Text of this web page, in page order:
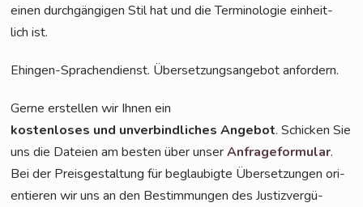
einen durch­gän­gi­gen Stil hat und die Ter­mi­no­lo­gie ein­heit­
lich ist.
Ehin­gen-Spra­chen­dienst. Über­set­zungs­an­ge­bot anfordern.
Ger­ne erstel­len wir Ihnen ein
kos­ten­lo­ses und unver­bind­li­ches Ange­bot. Schi­cken Sie
uns die Datei­en am bes­ten über unserAnfra­ge­for­mu­lar.
Bei der Preis­ge­stal­tung für beglau­big­te Über­set­zun­gen ori­
en­tie­ren wir uns an den Bestim­mun­gen des Jus­tiz­ver­gü­